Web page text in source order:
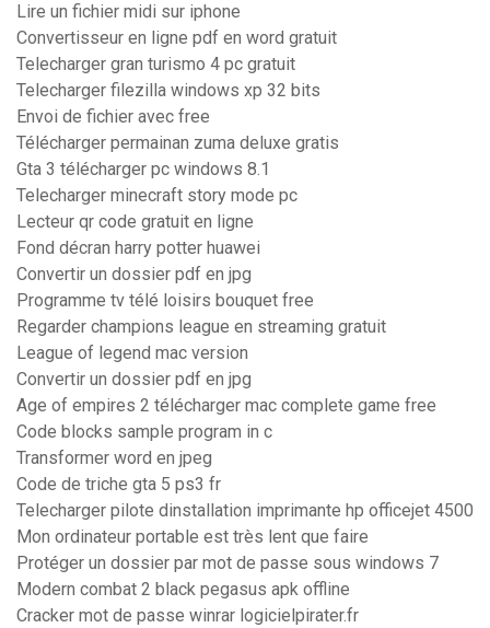
Lire un fichier midi sur iphone
Convertisseur en ligne pdf en word gratuit
Telecharger gran turismo 4 pc gratuit
Telecharger filezilla windows xp 32 bits
Envoi de fichier avec free
Télécharger permainan zuma deluxe gratis
Gta 3 télécharger pc windows 8.1
Telecharger minecraft story mode pc
Lecteur qr code gratuit en ligne
Fond décran harry potter huawei
Convertir un dossier pdf en jpg
Programme tv télé loisirs bouquet free
Regarder champions league en streaming gratuit
League of legend mac version
Convertir un dossier pdf en jpg
Age of empires 2 télécharger mac complete game free
Code blocks sample program in c
Transformer word en jpeg
Code de triche gta 5 ps3 fr
Telecharger pilote dinstallation imprimante hp officejet 4500
Mon ordinateur portable est très lent que faire
Protéger un dossier par mot de passe sous windows 7
Modern combat 2 black pegasus apk offline
Cracker mot de passe winrar logicielpirater.fr